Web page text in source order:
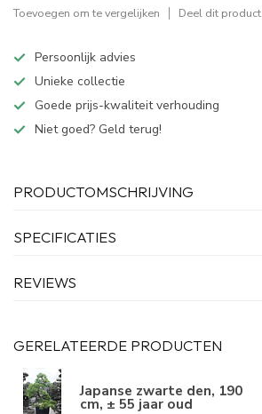
Toevoegen om te vergelijken Deel dit product
Persoonlijk advies
Unieke collectie
Goede prijs-kwaliteit verhouding
Niet goed? Geld terug!
PRODUCTOMSCHRIJVING
SPECIFICATIES
REVIEWS
GERELATEERDE PRODUCTEN
Japanse zwarte den, 190
cm, ± 55 jaar oud